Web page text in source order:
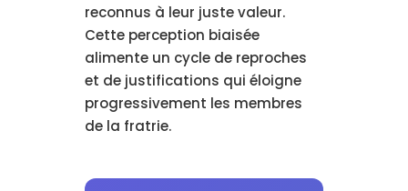
reconnus à leur juste valeur.
Cette perception biaisée
alimente un cycle de reproches
et de justifications qui éloigne
progressivement les membres
de la fratrie.